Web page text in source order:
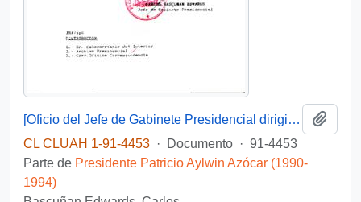
[Oficio del Jefe de Gabinete Presidencial dirigido al Subsecretario del Interior]
CL CLUAH 1-91-4453 · Documento · 91-4453
Parte de Presidente Patricio Aylwin Azócar (1990-
1994)